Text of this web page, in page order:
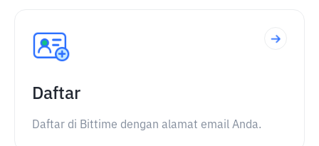
Daftar
Daftar di Bittime dengan alamat email Anda.